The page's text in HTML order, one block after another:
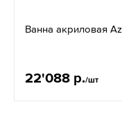
Ванна акриловая
22'088 р./шт